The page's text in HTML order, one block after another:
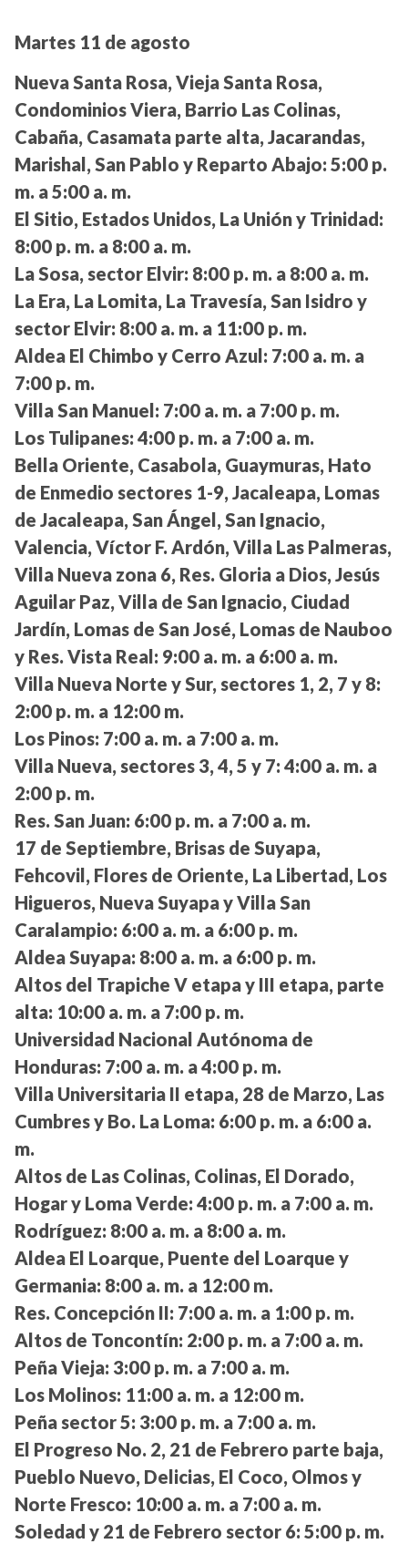
Martes 11 de agosto
Nueva Santa Rosa, Vieja Santa Rosa,
Condominios Viera, Barrio Las Colinas,
Cabaña, Casamata parte alta, Jacarandas,
Marishal, San Pablo y Reparto Abajo: 5:00 p.
m. a 5:00 a. m.
El Sitio, Estados Unidos, La Unión y Trinidad:
8:00 p. m. a 8:00 a. m.
La Sosa, sector Elvir: 8:00 p. m. a 8:00 a. m.
La Era, La Lomita, La Travesía, San Isidro y
sector Elvir: 8:00 a. m. a 11:00 p. m.
Aldea El Chimbo y Cerro Azul: 7:00 a. m. a
7:00 p. m.
Villa San Manuel: 7:00 a. m. a 7:00 p. m.
Los Tulipanes: 4:00 p. m. a 7:00 a. m.
Bella Oriente, Casabola, Guaymuras, Hato
de Enmedio sectores 1-9, Jacaleapa, Lomas
de Jacaleapa, San Ángel, San Ignacio,
Valencia, Víctor F. Ardón, Villa Las Palmeras,
Villa Nueva zona 6, Res. Gloria a Dios, Jesús
Aguilar Paz, Villa de San Ignacio, Ciudad
Jardín, Lomas de San José, Lomas de Nauboo
y Res. Vista Real: 9:00 a. m. a 6:00 a. m.
Villa Nueva Norte y Sur, sectores 1, 2, 7 y 8:
2:00 p. m. a 12:00 m.
Los Pinos: 7:00 a. m. a 7:00 a. m.
Villa Nueva, sectores 3, 4, 5 y 7: 4:00 a. m. a
2:00 p. m.
Res. San Juan: 6:00 p. m. a 7:00 a. m.
17 de Septiembre, Brisas de Suyapa,
Fehcovil, Flores de Oriente, La Libertad, Los
Higueros, Nueva Suyapa y Villa San
Caralampio: 6:00 a. m. a 6:00 p. m.
Aldea Suyapa: 8:00 a. m. a 6:00 p. m.
Altos del Trapiche V etapa y III etapa, parte
alta: 10:00 a. m. a 7:00 p. m.
Universidad Nacional Autónoma de
Honduras: 7:00 a. m. a 4:00 p. m.
Villa Universitaria II etapa, 28 de Marzo, Las
Cumbres y Bo. La Loma: 6:00 p. m. a 6:00 a.
m.
Altos de Las Colinas, Colinas, El Dorado,
Hogar y Loma Verde: 4:00 p. m. a 7:00 a. m.
Rodríguez: 8:00 a. m. a 8:00 a. m.
Aldea El Loarque, Puente del Loarque y
Germania: 8:00 a. m. a 12:00 m.
Res. Concepción II: 7:00 a. m. a 1:00 p. m.
Altos de Toncontín: 2:00 p. m. a 7:00 a. m.
Peña Vieja: 3:00 p. m. a 7:00 a. m.
Los Molinos: 11:00 a. m. a 12:00 m.
Peña sector 5: 3:00 p. m. a 7:00 a. m.
El Progreso No. 2, 21 de Febrero parte baja,
Pueblo Nuevo, Delicias, El Coco, Olmos y
Norte Fresco: 10:00 a. m. a 7:00 a. m.
Soledad y 21 de Febrero sector 6: 5:00 p. m.